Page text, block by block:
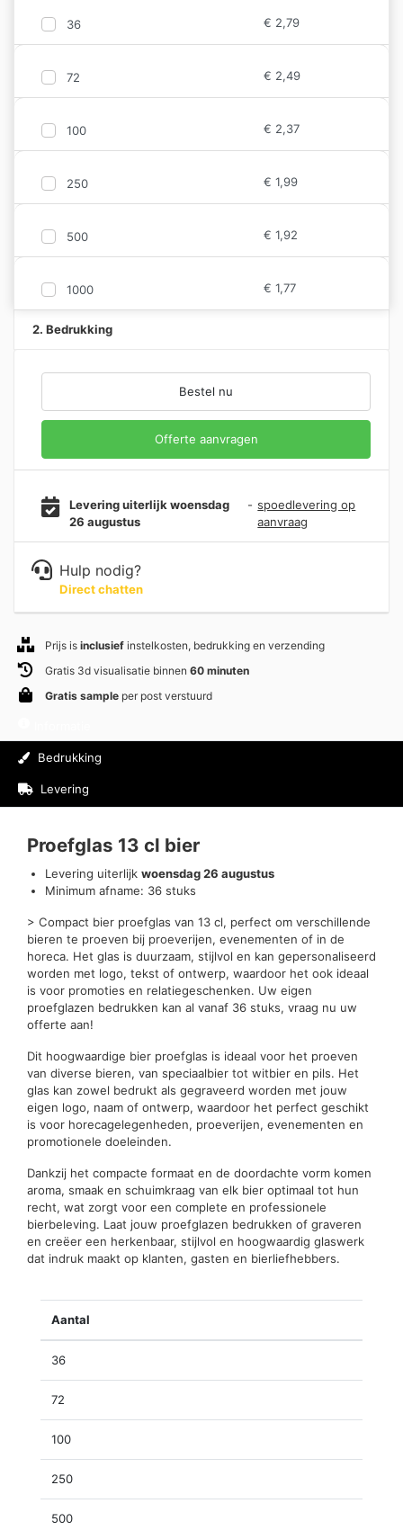
36 € 2,79
72 € 2,49
100 € 2,37
250 € 1,99
500 € 1,92
1000 € 1,77
2. Bedrukking
Bestel nu
Offerte aanvragen
Levering uiterlijk woensdag
26 augustus
- spoedlevering op
aanvraag
Hulp nodig?
Direct chatten
Prijs is inclusief instelkosten, bedrukking en verzending
Gratis 3d visualisatie binnen 60 minuten
Gratis sample per post verstuurd
Bedrukking
Levering
Proefglas 13 cl bier
Levering uiterlijk woensdag 26 augustus
Minimum afname: 36 stuks
> Compact bier proefglas van 13 cl, perfect om verschillende
bieren te proeven bij proeverijen, evenementen of in de
horeca. Het glas is duurzaam, stijlvol en kan gepersonaliseerd
worden met logo, tekst of ontwerp, waardoor het ook ideaal
is voor promoties en relatiegeschenken. Uw eigen
proefglazen bedrukken kan al vanaf 36 stuks, vraag nu uw
offerte aan!
Dit hoogwaardige bier proefglas is ideaal voor het proeven
van diverse bieren, van speciaalbier tot witbier en pils. Het
glas kan zowel bedrukt als gegraveerd worden met jouw
eigen logo, naam of ontwerp, waardoor het perfect geschikt
is voor horecagelegenheden, proeverijen, evenementen en
promotionele doeleinden.
Dankzij het compacte formaat en de doordachte vorm komen
aroma, smaak en schuimkraag van elk bier optimaal tot hun
recht, wat zorgt voor een complete en professionele
bierbeleving. Laat jouw proefglazen bedrukken of graveren
en creëer een herkenbaar, stijlvol en hoogwaardig glaswerk
dat indruk maakt op klanten, gasten en bierliefhebbers.
Aantal
36
72
100
250
500